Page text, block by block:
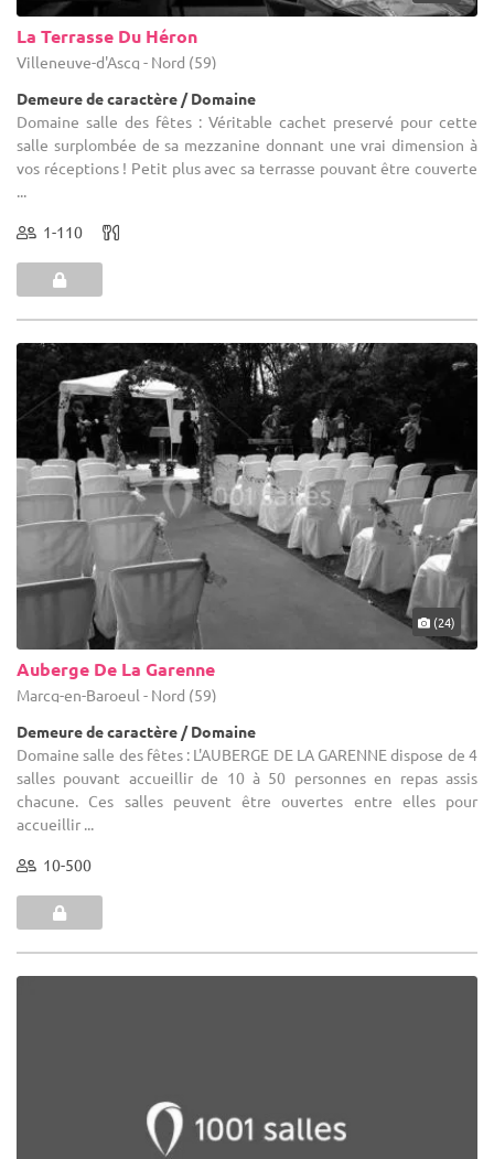
La Terrasse Du Héron
Villeneuve-d'Ascq - Nord (59)
Demeure de caractère / Domaine
Domaine salle des fêtes : Véritable cachet preservé pour cette
salle surplombée de sa mezzanine donnant une vrai dimension à
vos réceptions ! Petit plus avec sa terrasse pouvant être couverte
...
1-110
(24)
Auberge De La Garenne
Marcq-en-Baroeul - Nord (59)
Demeure de caractère / Domaine
Domaine salle des fêtes : L'AUBERGE DE LA GARENNE dispose de 4
salles pouvant accueillir de 10 à 50 personnes en repas assis
chacune. Ces salles peuvent être ouvertes entre elles pour
accueillir ...
10-500